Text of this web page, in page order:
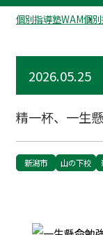
個別指導塾WAM個
2026.05.25
精一杯、一生
新潟市 山の下校